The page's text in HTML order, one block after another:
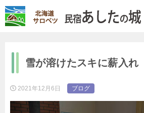
雪が溶けたスキに薪入れ
2021年12月6日 ブログ